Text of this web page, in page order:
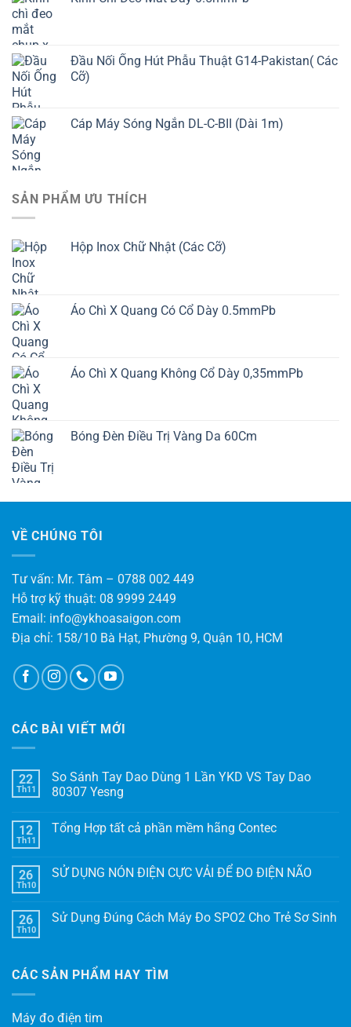
Đầu Nối Ống Hút Phẫu Thuật G14-Pakistan( Các
Cỡ)
Cáp Máy Sóng Ngắn DL-C-BII (Dài 1m)
SẢN PHẨM ƯU THÍCH
Hộp Inox Chữ Nhật (Các Cỡ)
Áo Chì X Quang Có Cổ Dày 0.5mmPb
Áo Chì X Quang Không Cổ Dày 0,35mmPb
Bóng Đèn Điều Trị Vàng Da 60Cm
VỀ CHÚNG TÔI
Tư vấn: Mr. Tâm – 0788 002 449
Hỗ trợ kỹ thuật: 08 9999 2449
Email: info@ykhoasaigon.com
Địa chỉ: 158/10 Bà Hạt, Phường 9, Quận 10, HCM
CÁC BÀI VIẾT MỚI
22
Th11
So Sánh Tay Dao Dùng 1 Lần YKD VS Tay Dao
80307 Yesng
12
Th11
Tổng Hợp tất cả phần mềm hãng Contec
26
Th10
SỬ DỤNG NÓN ĐIỆN CỰC VẢI ĐỂ ĐO ĐIỆN NÃO
26
Th10
Sử Dụng Đúng Cách Máy Đo SPO2 Cho Trẻ Sơ Sinh
CÁC SẢN PHẨM HAY TÌM
Máy đo điện tim